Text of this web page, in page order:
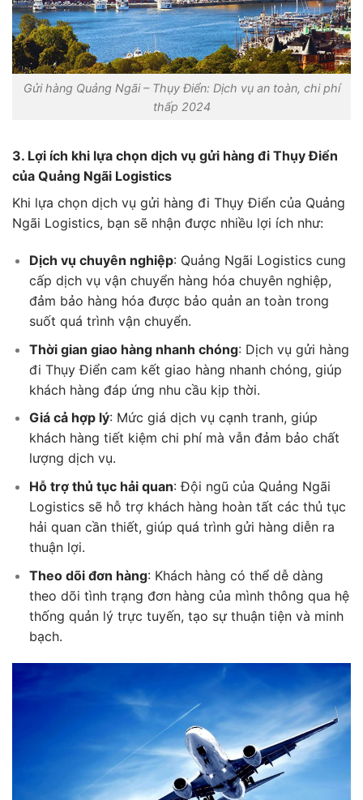
Gửi hàng Quảng Ngãi – Thụy Điển: Dịch vụ an toàn, chi phí
thấp 2024
3. Lợi ích khi lựa chọn dịch vụ gửi hàng đi Thụy Điển
của Quảng Ngãi Logistics
Khi lựa chọn dịch vụ gửi hàng đi Thụy Điển của Quảng
Ngãi Logistics, bạn sẽ nhận được nhiều lợi ích như:
Dịch vụ chuyên nghiệp: Quảng Ngãi Logistics cung
cấp dịch vụ vận chuyển hàng hóa chuyên nghiệp,
đảm bảo hàng hóa được bảo quản an toàn trong
suốt quá trình vận chuyển.
Thời gian giao hàng nhanh chóng: Dịch vụ gửi hàng
đi Thụy Điển cam kết giao hàng nhanh chóng, giúp
khách hàng đáp ứng nhu cầu kịp thời.
Giá cả hợp lý: Mức giá dịch vụ cạnh tranh, giúp
khách hàng tiết kiệm chi phí mà vẫn đảm bảo chất
lượng dịch vụ.
Hỗ trợ thủ tục hải quan: Đội ngũ của Quảng Ngãi
Logistics sẽ hỗ trợ khách hàng hoàn tất các thủ tục
hải quan cần thiết, giúp quá trình gửi hàng diễn ra
thuận lợi.
Theo dõi đơn hàng: Khách hàng có thể dễ dàng
theo dõi tình trạng đơn hàng của mình thông qua hệ
thống quản lý trực tuyến, tạo sự thuận tiện và minh
bạch.